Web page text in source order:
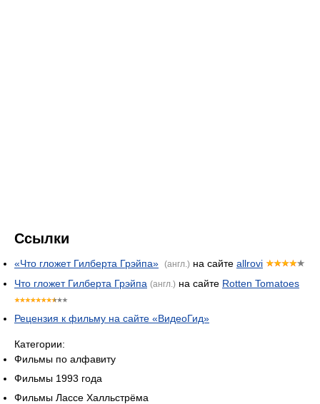
Ссылки
«Что гложет Гилберта Грэйпа» (англ.) на сайте allrovi
Что гложет Гилберта Грэйпа (англ.) на сайте Rotten Tomatoes
Рецензия к фильму на сайте «ВидеоГид»
Категории:
Фильмы по алфавиту
Фильмы 1993 года
Фильмы Лассе Халльстрёма